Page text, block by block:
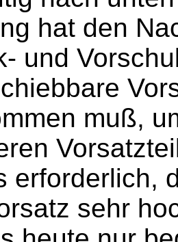
hat den
und
muß,
erforderlich,
sehr